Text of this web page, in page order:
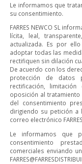
Le informamos que
su consentimiento.
FARRES NEWCO SL
lícita, leal,
actualizada. Es por ello
adoptar todas las
rectifiquen sin dilación
De acuerdo con los
protección de datos
rectificación,
oposición al
del consentimiento
dirigiendo su petición
correo electrónico
Le informamos que
consentimiento
comerciales enviando